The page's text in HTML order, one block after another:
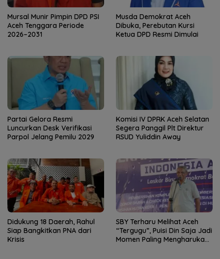
Mursal Munir Pimpin DPD PSI
Aceh Tenggara Periode
2026–2031
Musda Demokrat Aceh
Dibuka, Perebutan Kursi
Ketua DPD Resmi Dimulai
Partai Gelora Resmi
Luncurkan Desk Verifikasi
Parpol Jelang Pemilu 2029
Komisi IV DPRK Aceh Selatan
Segera Panggil Plt Direktur
RSUD Yuliddin Away
Didukung 18 Daerah, Rahul
Siap Bangkitkan PNA dari
Krisis
SBY Terharu Melihat Aceh
“Tergugu”, Puisi Din Saja Jadi
Momen Paling Mengharukan